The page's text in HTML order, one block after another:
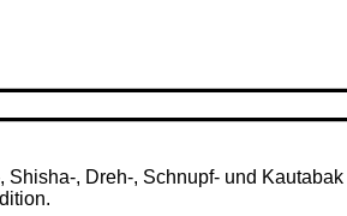
, Dreh-, Schnupf- und